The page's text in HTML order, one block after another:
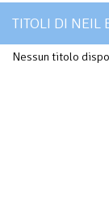
TITOLI DI NEIL
Nessun titolo